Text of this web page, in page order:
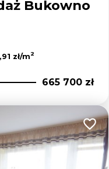
Bukowno
zł/m2
665 700 zł